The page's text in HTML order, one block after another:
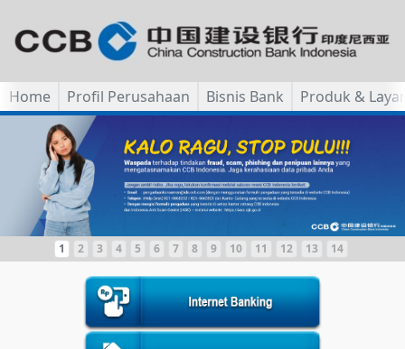
Home Profil Perusahaan Bisnis Bank Produk &
1 2 3 4 5 6 7 8 9 10 11 12 13 14